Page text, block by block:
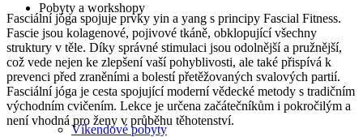
Pobyty a workshopy
Víkendové pobyty
Fasciální jóga spojuje prvky yin a yang s principy Fascial Fitness.
Fascie jsou kolagenové, pojivové tkáně, obklopující všechny
struktury v těle. Díky správné stimulaci jsou odolnější a pružnější,
což vede nejen ke zlepšení vaší pohyblivosti, ale také přispívá k
prevenci před zraněními a bolestí přetěžovaných svalových partií.
Fasciální jóga je cesta spojující moderní vědecké metody s tradičním
východním cvičením. Lekce je určena začátečníkům i pokročilým a
není vhodná pro ženy v průběhu těhotenství.